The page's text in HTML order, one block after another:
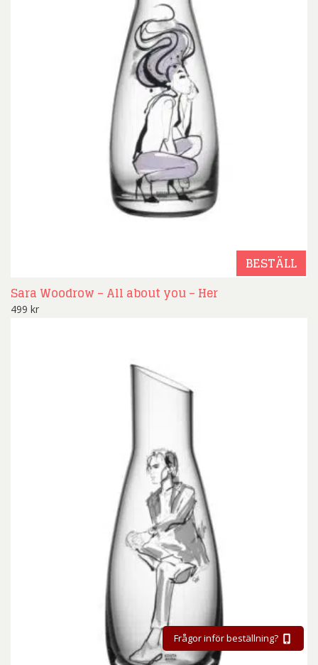
BESTÄLL
Sara Woodrow – All about you – Her
499 kr
Frågor inför beställning?